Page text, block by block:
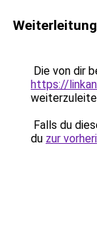
Die von dir
https://
Falls du
du zur